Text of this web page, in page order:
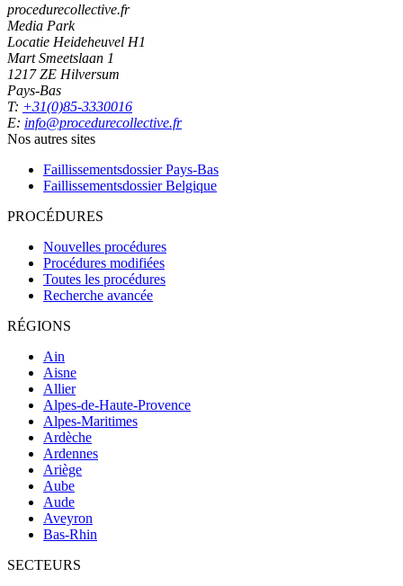
procedurecollective.fr
Media Park
Locatie Heideheuvel H1
Mart Smeetslaan 1
1217 ZE Hilversum
Pays-Bas
T: +31(0)85-3330016
E: info@procedurecollective.fr
Nos autres sites
Faillissementsdossier Pays-Bas
Faillissementsdossier Belgique
PROCÉDURES
Nouvelles procédures
Procédures modifiées
Toutes les procédures
Recherche avancée
RÉGIONS
Ain
Aisne
Allier
Alpes-de-Haute-Provence
Alpes-Maritimes
Ardèche
Ardennes
Ariège
Aube
Aude
Aveyron
Bas-Rhin
SECTEURS